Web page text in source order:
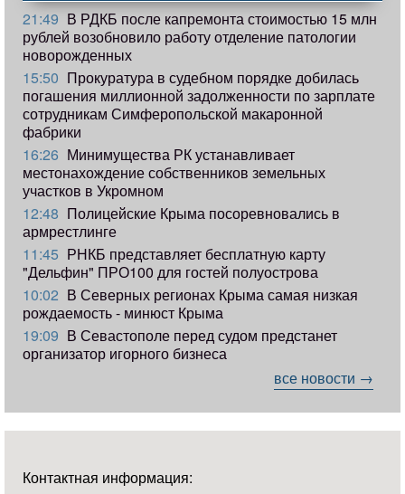
21:49 В РДКБ после капремонта стоимостью 15 млн
рублей возобновило работу отделение патологии
новорожденных
15:50 Прокуратура в судебном порядке добилась
погашения миллионной задолженности по зарплате
сотрудникам Симферопольской макаронной
фабрики
16:26 Минимущества РК устанавливает
местонахождение собственников земельных
участков в Укромном
12:48 Полицейские Крыма посоревновались в
армрестлинге
11:45 РНКБ представляет бесплатную карту
"Дельфин" ПРО100 для гостей полуострова
10:02 В Северных регионах Крыма самая низкая
рождаемость - минюст Крыма
19:09 В Севастополе перед судом предстанет
организатор игорного бизнеса
все новости →
Контактная информация: